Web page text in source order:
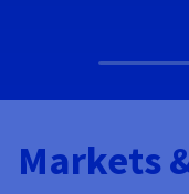
Markets